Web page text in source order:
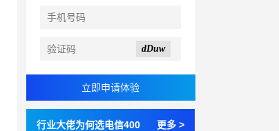
dDuw
行业大佬为何选电信400 更多 >